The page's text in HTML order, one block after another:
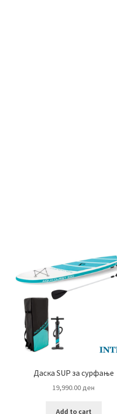
Даска SUP за сурфање
19,990.00ден
Add to cart